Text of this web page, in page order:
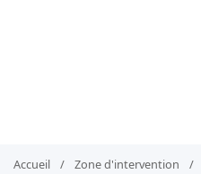
Accueil / Zone d'intervention /